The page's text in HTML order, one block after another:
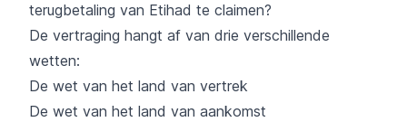
terugbetaling van Etihad te claimen?
De vertraging hangt af van drie verschillende
wetten:
De wet van het land van vertrek
De wet van het land van aankomst